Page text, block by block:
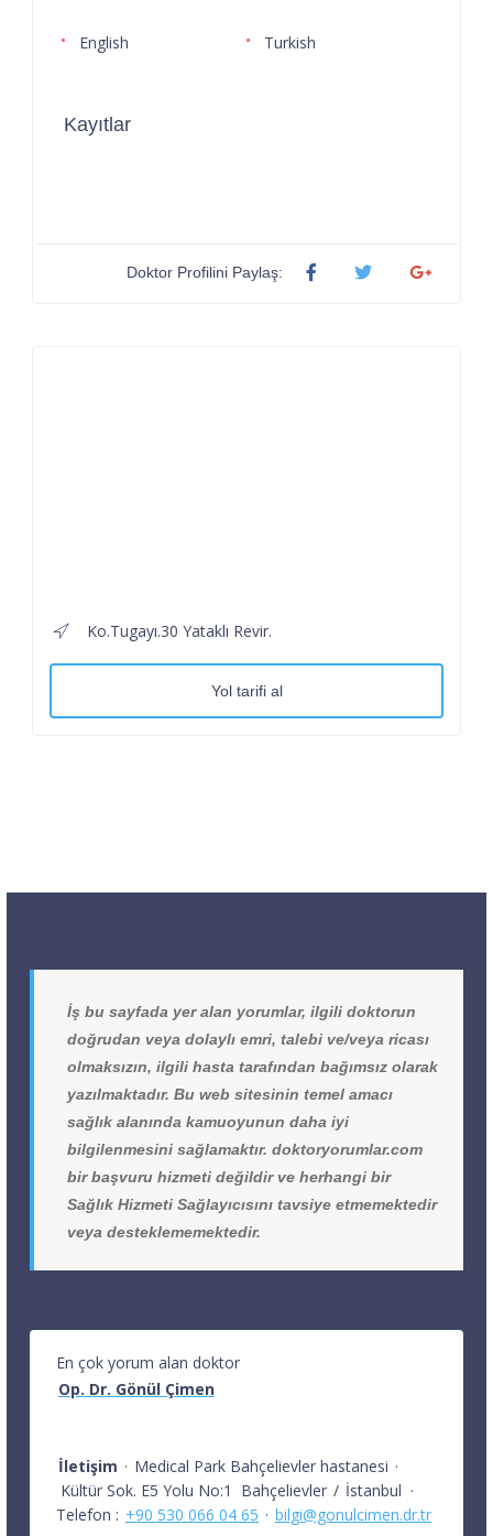
English Turkish
Kayıtlar
Doktor Profilini Paylaş:
Ko.Tugayı.30 Yataklı Revir.
Yol tarifi al
İş bu sayfada yer alan yorumlar, ilgili doktorun
doğrudan veya dolaylı emri, talebi ve/veya ricası
olmaksızın, ilgili hasta tarafından bağımsız olarak
yazılmaktadır. Bu web sitesinin temel amacı
sağlık alanında kamuoyunun daha iyi
bilgilenmesini sağlamaktır. doktoryorumlar.com
bir başvuru hizmeti değildir ve herhangi bir
Sağlık Hizmeti Sağlayıcısını tavsiye etmemektedir
veya desteklememektedir.
En çok yorum alan doktor
Op. Dr. Gönül Çimen
İletişim · Medical Park Bahçelievler hastanesi ·
Kültür Sok. E5 Yolu No:1
Bahçelievler / İstanbul ·
Telefon : +90 530 066 04 65 · bilgi@gonulcimen.dr.tr